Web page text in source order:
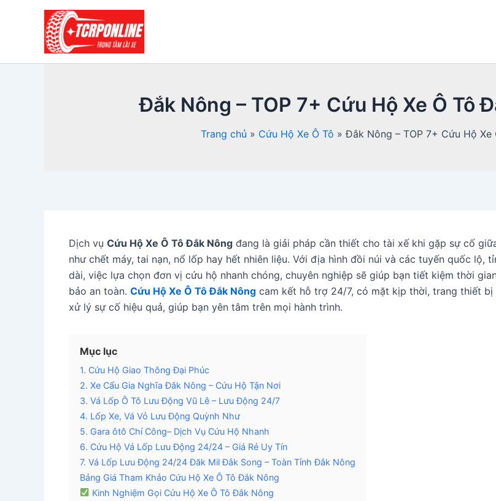
Đắk Nông – TOP 7+ Cứu Hộ Xe Ô Tô
Trang chủ Cứu Hộ Xe Ô Tô Đắk Nông – TOP 7+ Cứu Hộ
Dịch vụ Cứu Hộ Xe Ô Tô Đắk Nông đang là giải pháp cần thiết cho tài xế khi gặp sự cố
như chết máy, tai nạn, nổ lốp hay hết nhiên liệu. Với địa hình đồi núi và các tuyến quốc lộ,
dài, việc lựa chọn đơn vị cứu hộ nhanh chóng, chuyên nghiệp sẽ giúp bạn tiết kiệm thời
bảo an toàn. Cứu Hộ Xe Ô Tô Đắk Nông cam kết hỗ trợ 24/7, có mặt kịp thời, trang thiết bị
xử lý sự cố hiệu quả, giúp bạn yên tâm trên mọi hành trình.
Mục lục
1. Cứu Hộ Giao Thông Đại Phúc
2. Xe Cẩu Gia Nghĩa Đắk Nông – Cứu Hộ Tận Nơi
3. Vá Lốp Ô Tô Lưu Động Vũ Lê – Lưu Động 24/7
4. Lốp Xe, Vá Vỏ Lưu Động Quỳnh Như
5. Gara ôtô Chí Công– Dịch Vụ Cứu Hộ Nhanh
6. Cứu Hộ Vá Lốp Lưu Động 24/24 – Giá Rẻ Uy Tín
7. Vá Lốp Lưu Động 24/24 Đăk Mil Đắk Song – Toàn Tỉnh Đắk Nông
Bảng Giá Tham Khảo Cứu Hộ Xe Ô Tô Đắk Nông
Kinh Nghiệm Gọi Cứu Hộ Xe Ô Tô Đắk Nông